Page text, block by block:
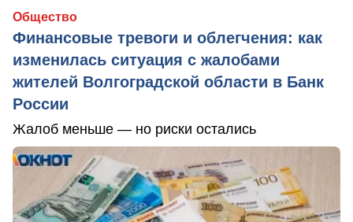
Общество
Финансовые тревоги и облегчения: как
изменилась ситуация с жалобами
жителей Волгоградской области в Банк
России
Жалоб меньше — но риски остались